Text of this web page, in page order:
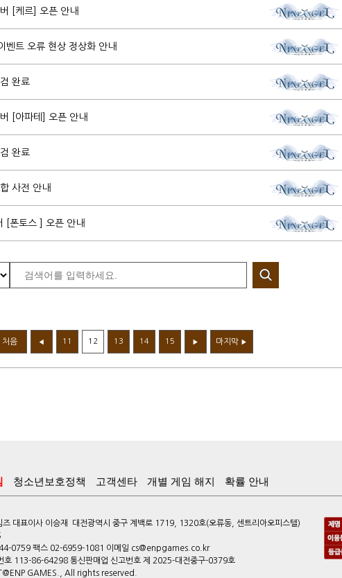
[케르] 오픈 안내
벤트 오류 현상 정상화 안내
완료
[아파테] 오픈 안내
완료
사전 안내
[폰토스 ] 오픈 안내
처음 ◀ 11 12 13 14 15 ▶ 마지막 ▶
청소년보호정책 고객센타 개별 게임 해지 확률 안내
즈 대표이사 이승재 대전광역시 중구 계백로 1719, 1320호(오류동, 센트리아오피스텔)
0759 팩스 02-6959-1081 이메일 cs@enpgames.co.kr
호 113-86-64298 통신판매업 신고번호 제 2025-대전중구-0379호
GAMES., All rights reserved.